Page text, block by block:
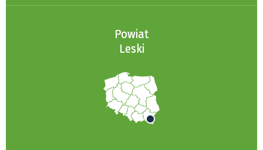
Powiat
Leski